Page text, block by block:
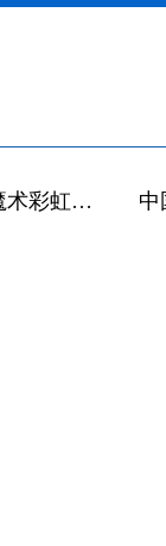
恣意翱翔在魔术彩虹之上——第十二届中国杂技金菊奖全国魔术比赛观感